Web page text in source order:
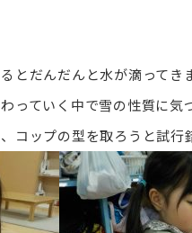
とだんだんと水が滴って
っていく中で雪の性質に
コップの型を取ろうと試行